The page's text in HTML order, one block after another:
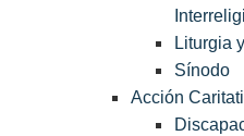
Liturgia
Sínodo
Acción